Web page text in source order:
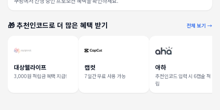
🎁 추천인코드로 더 많은 혜택 받기 전체 보기 →
대상웰라이프
3,000원 적립금 혜택 지급!
캡컷
7일간 무료 사용 가능
아하
추천인코드 입력 시 6캡슐 적
립